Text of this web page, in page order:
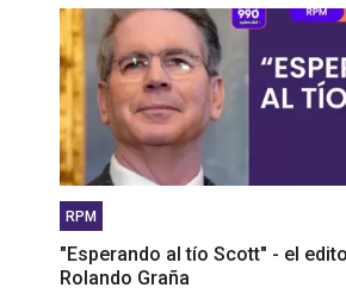
RPM
"Esperando al tío Scott" - el
Rolando Graña